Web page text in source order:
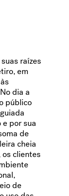
raízes
em
dia a
público
por sua
de
cheia
os clientes
de